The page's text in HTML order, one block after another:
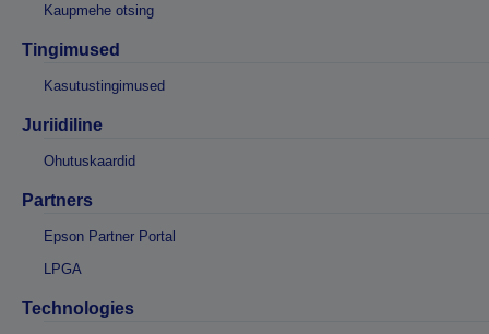
Kaupmehe otsing
Tingimused
Kasutustingimused
Juriidiline
Ohutuskaardid
Partners
Epson Partner Portal
LPGA
Technologies